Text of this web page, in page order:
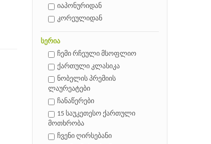
იაპონურიდან
კორეულიდან
სერია
ჩემი რჩეული მსოფლიო
ქართული კლასიკა
ნობელის პრემიის
ლაურეატები
ჩანაწერები
15 საუკეთესო ქართული
მოთხრობა
ჩვენი ღირსებანი